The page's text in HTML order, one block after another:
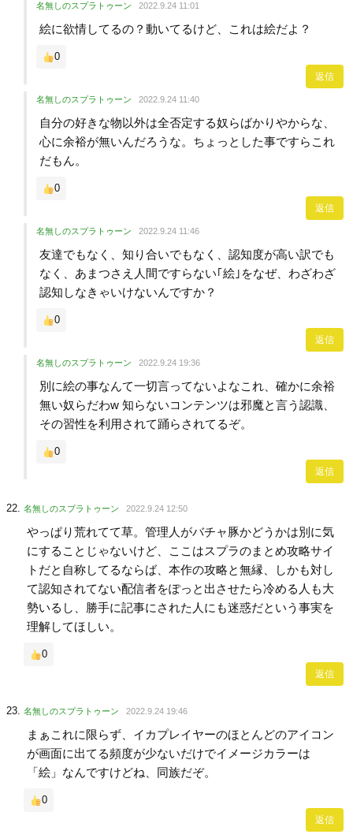
名無しのスプラトゥーン 2022.9.24 11:01
絵に欲情してるの？動いてるけど、これは絵だよ？
0
返信
名無しのスプラトゥーン 2022.9.24 11:40
自分の好きな物以外は全否定する奴らばかりやからな、
心に余裕が無いんだろうな。ちょっとした事ですらこれ
だもん。
0
返信
名無しのスプラトゥーン 2022.9.24 11:46
友達でもなく、知り合いでもなく、認知度が高い訳でも
なく、あまつさえ人間ですらない｢絵｣をなぜ、わざわざ
認知しなきゃいけないんですか？
0
返信
名無しのスプラトゥーン 2022.9.24 19:36
別に絵の事なんて一切言ってないよなこれ、確かに余裕
無い奴らだわw 知らないコンテンツは邪魔と言う認識、
その習性を利用されて踊らされてるぞ。
0
返信
名無しのスプラトゥーン 2022.9.24 12:50
やっぱり荒れてて草。管理人がバチャ豚かどうかは別に気
にすることじゃないけど、ここはスプラのまとめ攻略サイ
トだと自称してるならば、本作の攻略と無縁、しかも対し
て認知されてない配信者をぽっと出させたら冷める人も大
勢いるし、勝手に記事にされた人にも迷惑だという事実を
理解してほしい。
0
返信
名無しのスプラトゥーン 2022.9.24 19:46
まぁこれに限らず、イカプレイヤーのほとんどのアイコン
が画面に出てる頻度が少ないだけでイメージカラーは
「絵」なんですけどね、同族だぞ。
0
返信